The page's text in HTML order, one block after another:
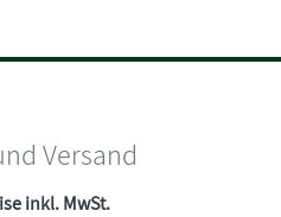
Versand
inkl. MwSt.